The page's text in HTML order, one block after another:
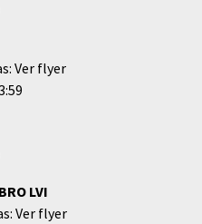
Ver flyer
LVI
Ver flyer